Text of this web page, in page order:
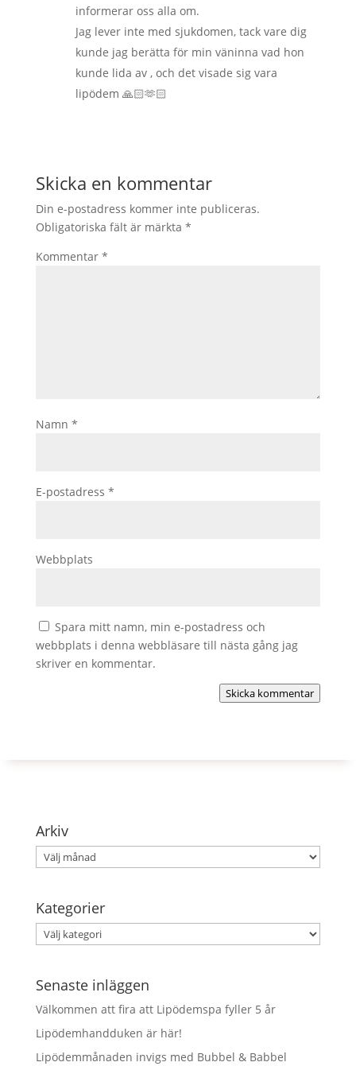
informerar oss alla om.
Jag lever inte med sjukdomen, tack vare dig
kunde jag berätta för min väninna vad hon
kunde lida av , och det visade sig vara
lipödem 🙏🏻🫶🏻
Skicka en kommentar
Din e-postadress kommer inte publiceras.
Obligatoriska fält är märkta *
Kommentar *
Namn *
E-postadress *
Webbplats
Spara mitt namn, min e-postadress och
webbplats i denna webbläsare till nästa gång jag
skriver en kommentar.
Skicka kommentar
Arkiv
Arkiv
Kategorier
Kategorier
Senaste inläggen
Välkommen att fira att Lipödemspa fyller 5 år
Lipödemhandduken är här!
Lipödemmånaden invigs med Bubbel & Babbel